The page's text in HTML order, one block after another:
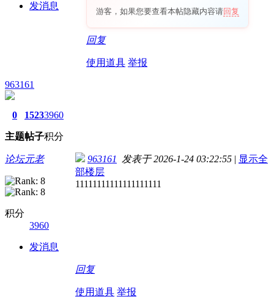
发消息
游客，如果您要查看本帖隐藏内容请回复
回复
使用道具 举报
963161
0
主题
1523
帖子
3960
积分
论坛元老
积分
3960
发消息
963161 发表于 2026-1-24 03:22:55 | 显示全
部楼层
11111111111111111111
回复
使用道具 举报